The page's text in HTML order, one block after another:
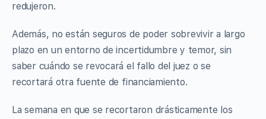
redujeron.
Además, no están seguros de poder sobrevivir a largo
plazo en un entorno de incertidumbre y temor, sin
saber cuándo se revocará el fallo del juez o se
recortará otra fuente de financiamiento.
La semana en que se recortaron drásticamente los